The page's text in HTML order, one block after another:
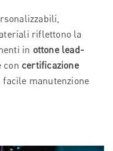
riflettono la
in ottone lead-
con certificazione
manutenzione